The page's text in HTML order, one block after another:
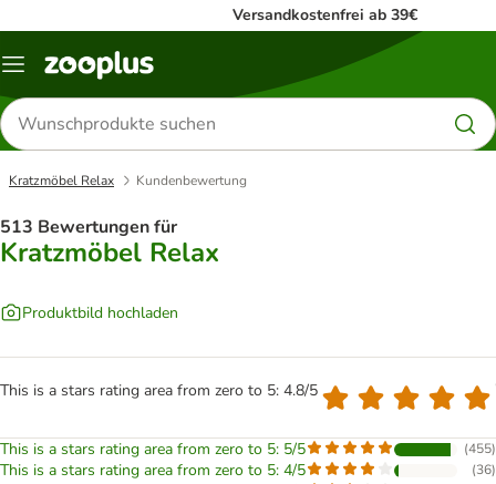
Versandkostenfrei ab 39€
Menü
Produkte
suchen
Kratzmöbel Relax Kundenbewertung
513 Bewertungen für
Kratzmöbel Relax
Produktbild hochladen
This is a stars rating area from zero to 5: 4.8/5
This is a stars rating area from zero to 5: 5/5 (455)
This is a stars rating area from zero to 5: 4/5 (36)